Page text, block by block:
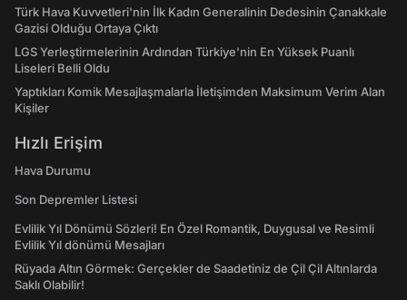
Türk Hava Kuvvetleri'nin İlk Kadın Generalinin Dedesinin Çanakkale
Gazisi Olduğu Ortaya Çıktı
LGS Yerleştirmelerinin Ardından Türkiye'nin En Yüksek Puanlı
Liseleri Belli Oldu
Yaptıkları Komik Mesajlaşmalarla İletişimden Maksimum Verim Alan
Kişiler
Hızlı Erişim
Hava Durumu
Son Depremler Listesi
Evlilik Yıl Dönümü Sözleri! En Özel Romantik, Duygusal ve Resimli
Evlilik Yıl dönümü Mesajları
Rüyada Altın Görmek: Gerçekler de Saadetiniz de Çil Çil Altınlarda
Saklı Olabilir!